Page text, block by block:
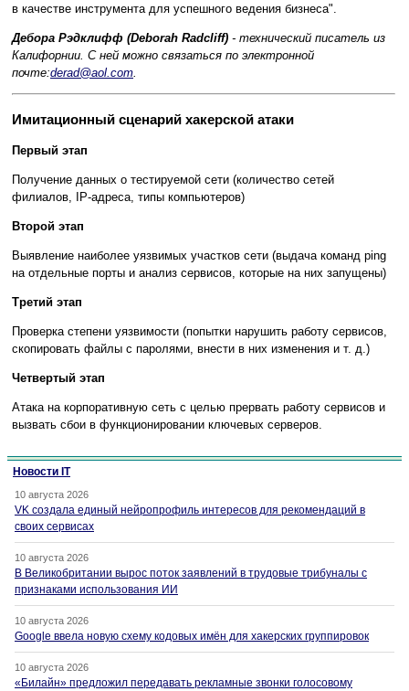
в качестве инструмента для успешного ведения бизнеса".
Дебора Рэдклифф (Deborah Radcliff) - технический писатель из
Калифорнии. С ней можно связаться по электронной
почте:derad@aol.com.
Имитационный сценарий хакерской атаки
Первый этап
Получение данных о тестируемой сети (количество сетей
филиалов, IP-адреса, типы компьютеров)
Второй этап
Выявление наиболее уязвимых участков сети (выдача команд ping
на отдельные порты и анализ сервисов, которые на них запущены)
Третий этап
Проверка степени уязвимости (попытки нарушить работу сервисов,
скопировать файлы с паролями, внести в них изменения и т. д.)
Четвертый этап
Атака на корпоративную сеть с целью прервать работу сервисов и
вызвать сбои в функционировании ключевых серверов.
Новости IT
10 августа 2026
VK создала единый нейропрофиль интересов для рекомендаций в
своих сервисах
10 августа 2026
В Великобритании вырос поток заявлений в трудовые трибуналы с
признаками использования ИИ
10 августа 2026
Google ввела новую схему кодовых имён для хакерских группировок
10 августа 2026
«Билайн» предложил передавать рекламные звонки голосовому